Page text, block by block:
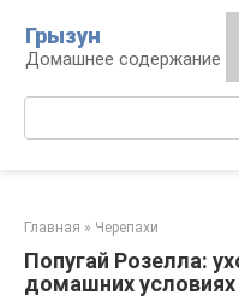
контенту
Грызун
Домашнее содержание
Главная » Черепахи
Попугай Розелла:
домашних условиях